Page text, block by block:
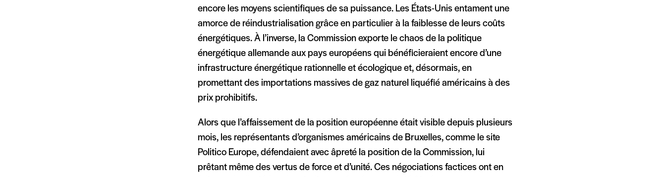
encore les moyens scientifiques de sa puissance. Les États-Unis entament une
amorce de réindustrialisation grâce en particulier à la faiblesse de leurs coûts
énergétiques. À l’inverse, la Commission exporte le chaos de la politique
énergétique allemande aux pays européens qui bénéficieraient encore d’une
infrastructure énergétique rationnelle et écologique et, désormais, en
promettant des importations massives de gaz naturel liquéfié américains à des
prix prohibitifs.
Alors que l’affaissement de la position européenne était visible depuis plusieurs
mois, les représentants d’organismes américains de Bruxelles, comme le site
Politico Europe, défendaient avec âpreté la position de la Commission, lui
prêtant même des vertus de force et d’unité. Ces négociations factices ont en